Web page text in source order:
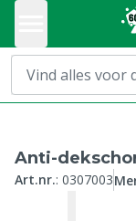
Anti-
Art.nr.: 0307003